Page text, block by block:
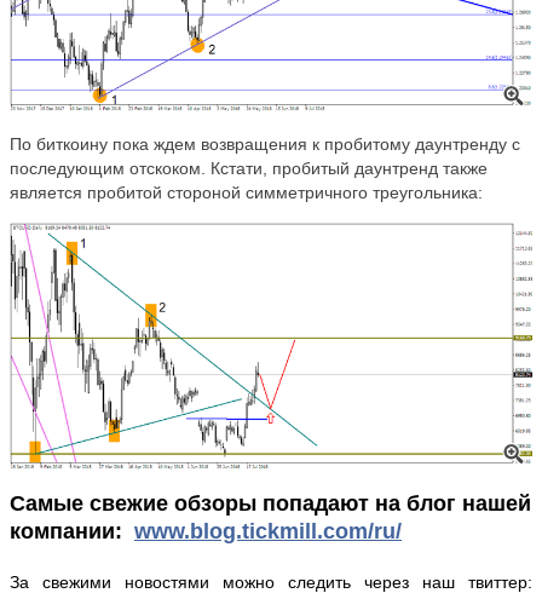
По биткоину пока ждем возвращения к пробитому даунтренду с
послeдующим отскоком. Кстати, пробитый даунтренд также
является пробитой стороной симметричного треугольника:
Самые свежие обзоры попадают на блог нашей
компании: www.blog.tickmill.com/ru/
За свежими новостями можно следить через наш твиттер: